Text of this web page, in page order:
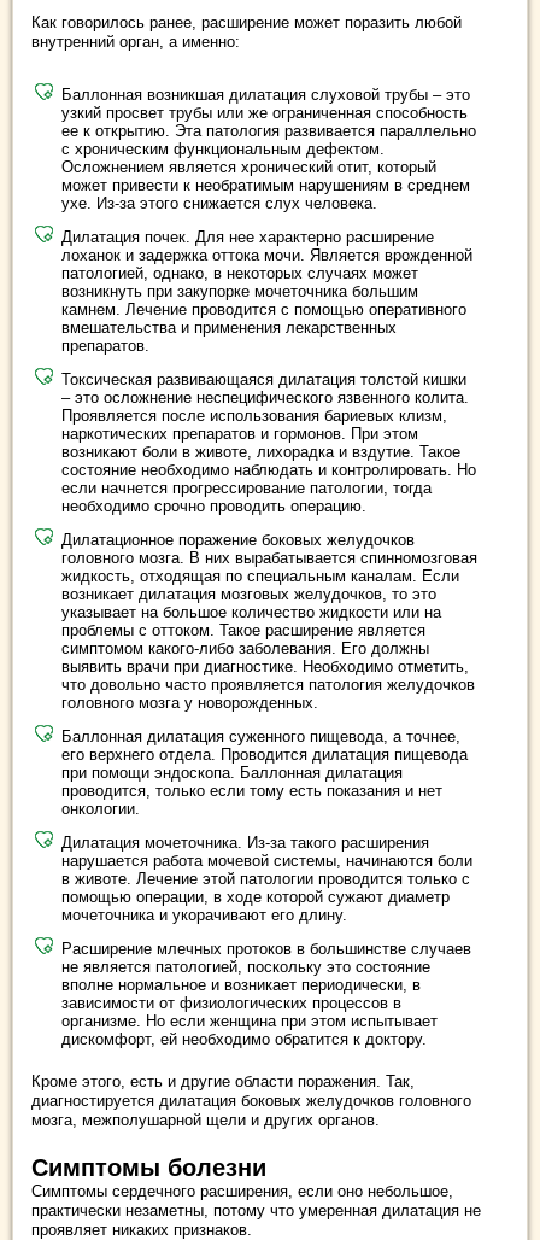
Как говорилось ранее, расширение может поразить любой
внутренний орган, а именно:
Баллонная возникшая дилатация слуховой трубы – это
узкий просвет трубы или же ограниченная способность
ее к открытию. Эта патология развивается параллельно
с хроническим функциональным дефектом.
Осложнением является хронический отит, который
может привести к необратимым нарушениям в среднем
ухе. Из-за этого снижается слух человека.
Дилатация почек. Для нее характерно расширение
лоханок и задержка оттока мочи. Является врожденной
патологией, однако, в некоторых случаях может
возникнуть при закупорке мочеточника большим
камнем. Лечение проводится с помощью оперативного
вмешательства и применения лекарственных
препаратов.
Токсическая развивающаяся дилатация толстой кишки
– это осложнение неспецифического язвенного колита.
Проявляется после использования бариевых клизм,
наркотических препаратов и гормонов. При этом
возникают боли в животе, лихорадка и вздутие. Такое
состояние необходимо наблюдать и контролировать. Но
если начнется прогрессирование патологии, тогда
необходимо срочно проводить операцию.
Дилатационное поражение боковых желудочков
головного мозга. В них вырабатывается спинномозговая
жидкость, отходящая по специальным каналам. Если
возникает дилатация мозговых желудочков, то это
указывает на большое количество жидкости или на
проблемы с оттоком. Такое расширение является
симптомом какого-либо заболевания. Его должны
выявить врачи при диагностике. Необходимо отметить,
что довольно часто проявляется патология желудочков
головного мозга у новорожденных.
Баллонная дилатация суженного пищевода, а точнее,
его верхнего отдела. Проводится дилатация пищевода
при помощи эндоскопа. Баллонная дилатация
проводится, только если тому есть показания и нет
онкологии.
Дилатация мочеточника. Из-за такого расширения
нарушается работа мочевой системы, начинаются боли
в животе. Лечение этой патологии проводится только с
помощью операции, в ходе которой сужают диаметр
мочеточника и укорачивают его длину.
Расширение млечных протоков в большинстве случаев
не является патологией, поскольку это состояние
вполне нормальное и возникает периодически, в
зависимости от физиологических процессов в
организме. Но если женщина при этом испытывает
дискомфорт, ей необходимо обратится к доктору.
Кроме этого, есть и другие области поражения. Так,
диагностируется дилатация боковых желудочков головного
мозга, межполушарной щели и других органов.
Симптомы болезни
Симптомы сердечного расширения, если оно небольшое,
практически незаметны, потому что умеренная дилатация не
проявляет никаких признаков.